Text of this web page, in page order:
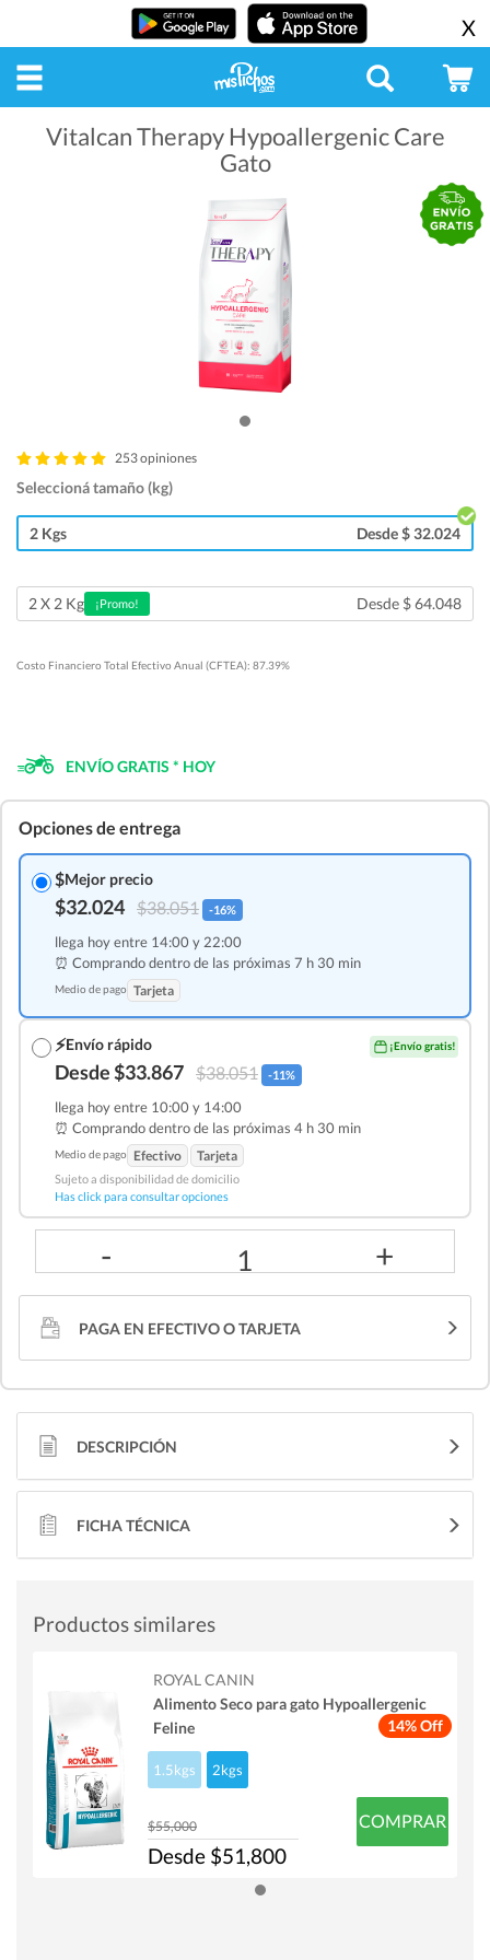
X
Vitalcan Therapy Hypoallergenic Care
Gato
253 opiniones
Seleccioná tamaño (kg)
2 Kgs Desde $ 32.024
2 X 2 Kg ¡Promo! Desde $ 64.048
Costo Financiero Total Efectivo Anual (CFTEA): 87.39%
ENVÍO GRATIS * HOY
Opciones de entrega
$Mejor precio
$32.024 $38.051 -16%
llega hoy entre 14:00 y 22:00
⏰ Comprando dentro de las próximas 7 h 30 min
Medio de pago Tarjeta
⚡Envío rápido ¡Envío gratis!
Desde $33.867 $38.051 -11%
llega hoy entre 10:00 y 14:00
⏰ Comprando dentro de las próximas 4 h 30 min
Medio de pago Efectivo Tarjeta
Sujeto a disponibilidad de domicilio
Has click para consultar opciones
- 1 +
PAGA EN EFECTIVO O TARJETA
DESCRIPCIÓN
FICHA TÉCNICA
Productos similares
14% Off
ROYAL CANIN
Alimento Seco para gato Hypoallergenic
Feline
1.5kgs 2kgs
$55,000
Desde $51,800
COMPRAR